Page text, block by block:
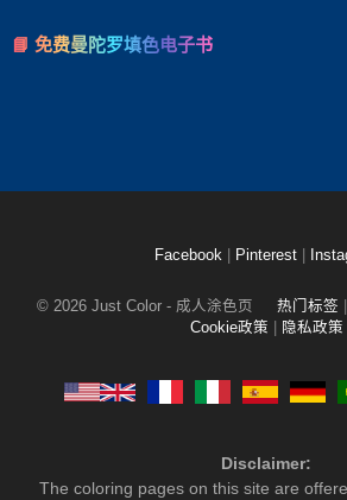
📘 免费曼陀罗填色电子书
Facebook Pinterest
© 2026 Just Color - 成人涂色页 热门标签
Cookie政策
隐私政策
Disclaimer:
The coloring pages on this site are